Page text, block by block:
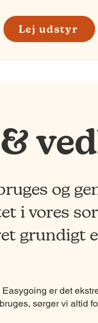
Lej udstyr
og
i vores
grundigt
Easygoing er det
sørger vi altid